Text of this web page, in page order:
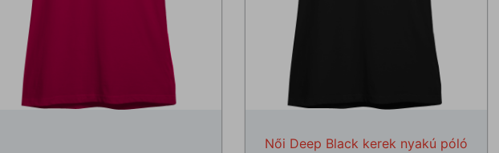
Női Deep Black kerek nyakú póló